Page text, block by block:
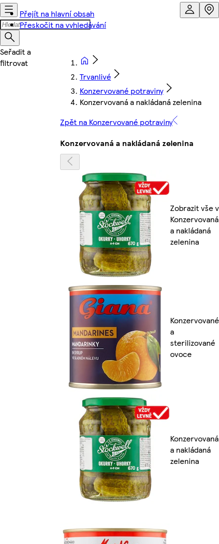
Přejít na hlavní obsah
Přeskočit na vyhledávání
Trvanlivé
Konzervované potraviny
Konzervovaná a nakládaná zelenina
Zpět na Konzervované potraviny
Konzervovaná a nakládaná zelenina
Zobrazit vše v
Konzervovaná
a nakládaná
zelenina
Konzervované
a
sterilizované
ovoce
Konzervovaná
a nakládaná
zelenina